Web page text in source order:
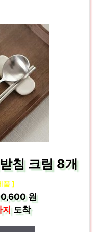
침 크림 8개
품 ]
원
지도착